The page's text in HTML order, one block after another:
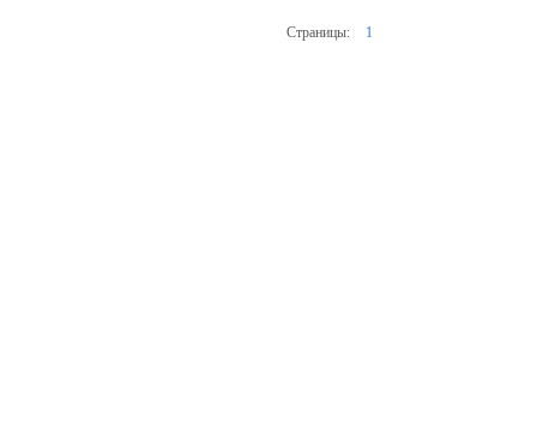
Страницы: 1